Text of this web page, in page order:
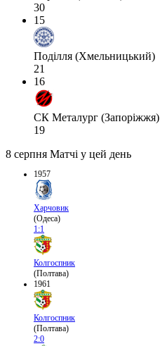
30
15
Поділля (Хмельницький)
21
16
СК Металург (Запоріжжя)
19
8 серпня Матчі у цей день
1957
Харчовик
(Одеса)
1:1
Колгоспник
(Полтава)
1961
Колгоспник
(Полтава)
2:0